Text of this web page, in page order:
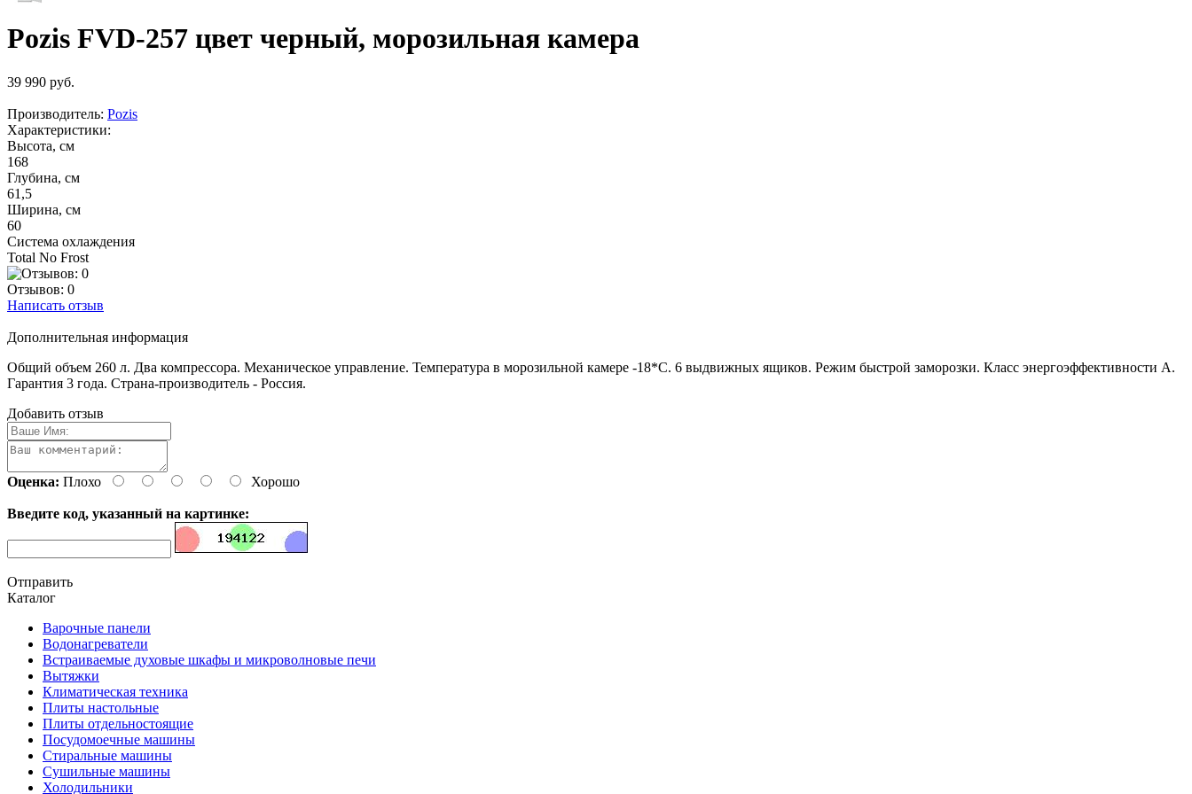
Pozis FVD-257 цвет черный, морозильная камера
39 990 руб.
Производитель: Pozis
Характеристики:
Высота, см
168
Глубина, см
61,5
Ширина, см
60
Система охлаждения
Total No Frost
Отзывов: 0
Написать отзыв
Дополнительная информация
Общий объем 260 л. Два компрессора. Механическое управление. Температура в морозильной камере -18*С. 6 выдвижных ящиков. Режим быстрой заморозки. Класс энергоэффективности А.
Гарантия 3 года. Страна-производитель - Россия.
Добавить отзыв
Оценка: Плохо Хорошо
Введите код, указанный на картинке:
Отправить
Каталог
Варочные панели
Водонагреватели
Встраиваемые духовые шкафы и микроволновые печи
Вытяжки
Климатическая техника
Плиты настольные
Плиты отдельностоящие
Посудомоечные машины
Стиральные машины
Сушильные машины
Холодильники